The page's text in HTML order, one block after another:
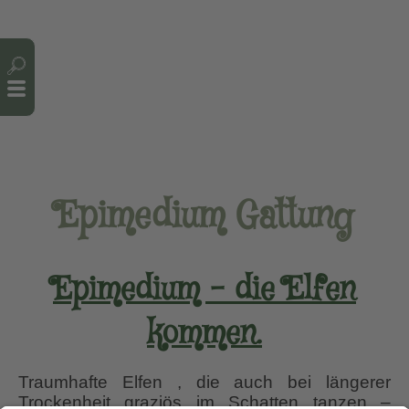
Epimedium Gattung
Epimedium – die Elfen
kommen.
Traumhafte Elfen , die auch bei längerer
Trockenheit graziös im Schatten tanzen –